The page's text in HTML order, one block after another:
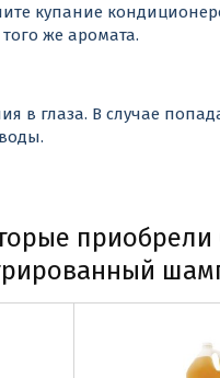
купание
же аромата.
в глаза. В случае